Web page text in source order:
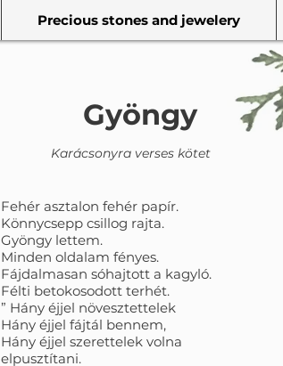
Precious stones and jewelery
Gyöngy
Karácsonyra verses kötet
Fehér asztalon fehér papír.
Könnycsepp csillog rajta.
Gyöngy lettem.
Minden oldalam fényes.
Fájdalmasan sóhajtott a kagyló.
Félti betokosodott terhét.
” Hány éjjel növesztettelek
Hány éjjel fájtál bennem,
Hány éjjel szerettelek volna
elpusztítani.